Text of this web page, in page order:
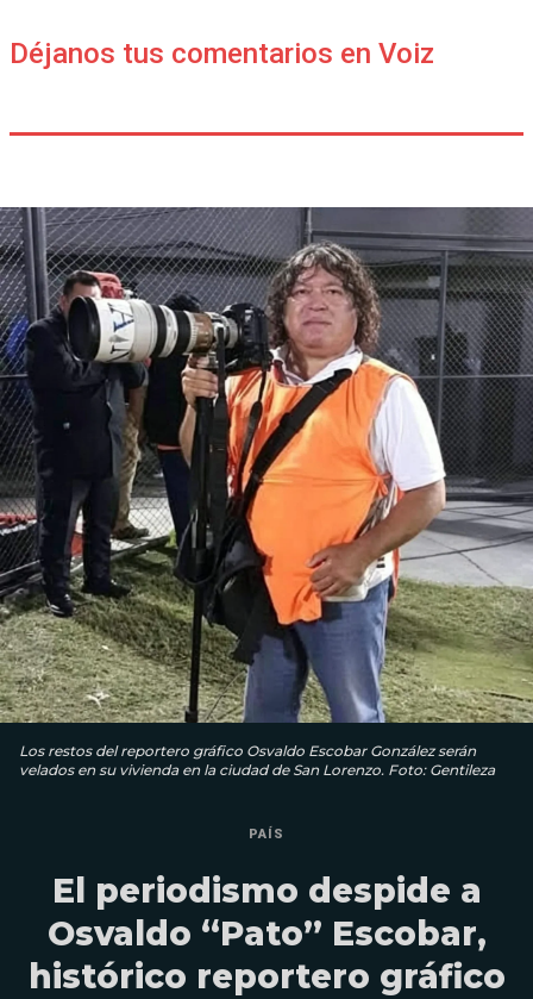
Déjanos tus comentarios en Voiz
Los restos del reportero gráfico Osvaldo Escobar González serán
velados en su vivienda en la ciudad de San Lorenzo. Foto: Gentileza
PAÍS
El periodismo despide a
Osvaldo “Pato” Escobar,
histórico reportero gráfico